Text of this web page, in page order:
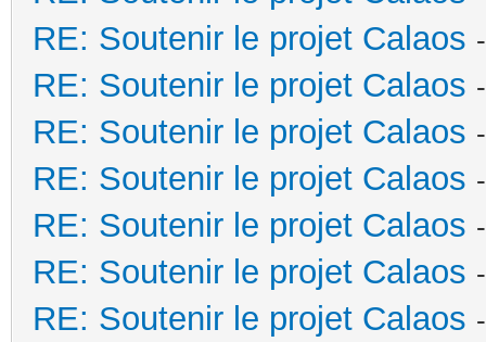
RE: Soutenir le projet Calaos
RE: Soutenir le projet Calaos
RE: Soutenir le projet Calaos
RE: Soutenir le projet Calaos
RE: Soutenir le projet Calaos
RE: Soutenir le projet Calaos
RE: Soutenir le projet Calaos